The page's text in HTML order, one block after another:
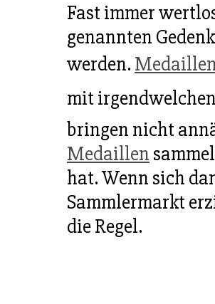
Fast immer
genannten
werden.
mit
bringen nicht
Medaillen
hat. Wenn sich
Sammlermarkt
die Regel.